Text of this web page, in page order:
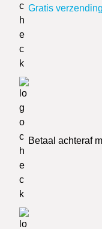
Gratis verzending
Betaal achteraf